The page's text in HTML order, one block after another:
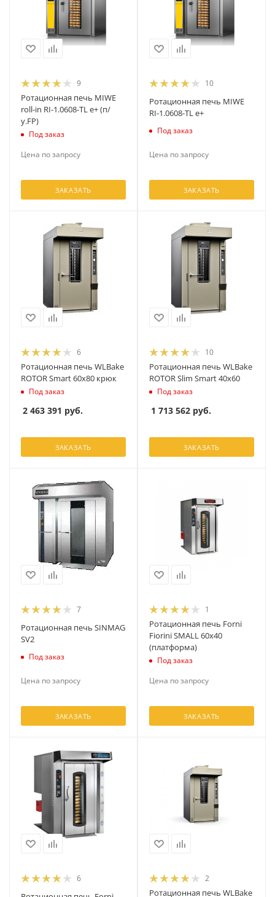
9
Ротационная печь MIWE
roll-in RI-1.0608-TL е+ (п/
у.FP)
Под заказ
Цена по запросу
ЗАКАЗАТЬ
10
Ротационная печь MIWE
RI-1.0608-TL е+
Под заказ
Цена по запросу
ЗАКАЗАТЬ
6
Ротационная печь WLBake
ROTOR Smart 60x80 крюк
Под заказ
2 463 391 руб.
ЗАКАЗАТЬ
10
Ротационная печь WLBake
ROTOR Slim Smart 40x60
Под заказ
1 713 562 руб.
ЗАКАЗАТЬ
7
Ротационная печь SINMAG
SV2
Под заказ
Цена по запросу
ЗАКАЗАТЬ
1
Ротационная печь Forni
Fiorini SMALL 60х40
(платформа)
Под заказ
Цена по запросу
ЗАКАЗАТЬ
6 2
Ротационная печь WLBake